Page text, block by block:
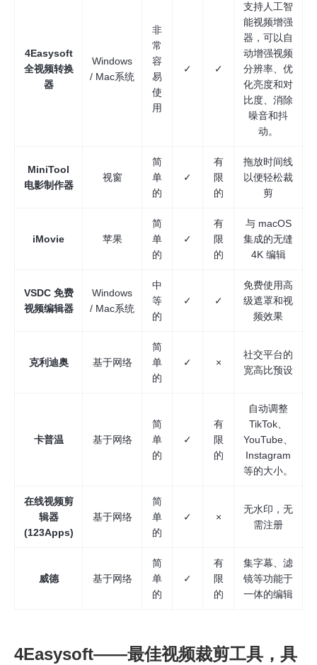
4Easysoft
全视频转换
器
Windows
/ Mac系统
非
常
容
易
使
用
✓ ✓
支持人工智
能视频增强
器，可以自
动增强视频
分辨率、优
化亮度和对
比度、消除
噪音和抖
动。
MiniTool
电影制作器
视窗
简
单
的
✓
有
限
的
拖放时间线
以便轻松裁
剪
iMovie 苹果
简
单
的
✓
有
限
的
与 macOS
集成的无缝
4K 编辑
VSDC 免费
视频编辑器
Windows
/ Mac系统
中
等
的
✓ ✓
免费使用高
级遮罩和视
频效果
克利迪奥 基于网络
简
单
的
✓ ×
社交平台的
宽高比预设
卡普温 基于网络
简
单
的
✓
有
限
的
自动调整
TikTok、
YouTube、
Instagram
等的大小。
在线视频剪
辑器
(123Apps)
基于网络
简
单
的
✓ ×
无水印，无
需注册
威德 基于网络
简
单
的
✓
有
限
的
集字幕、滤
镜等功能于
一体的编辑
4Easysoft——最佳视频裁剪工具，具